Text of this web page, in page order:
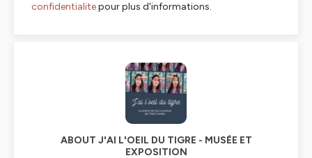
confidentialitepour plus d'informations.
ABOUT J'AI L'OEIL DU TIGRE - MUSÉE ET
EXPOSITION